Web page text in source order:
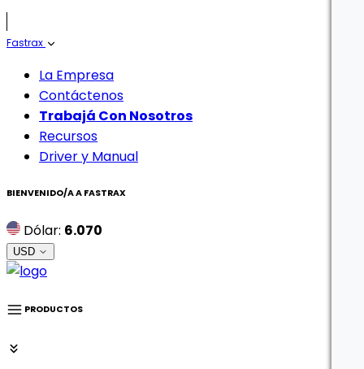
Fastrax
La Empresa
Contáctenos
Trabajá Con Nosotros
Recursos
Driver y Manual
BIENVENIDO/A A FASTRAX
Dólar: 6.070
USD
PRODUCTOS